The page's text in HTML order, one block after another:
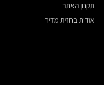
תקנון האתר
אודות בחזית מדיה